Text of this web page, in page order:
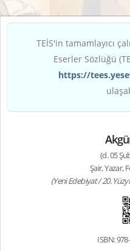
TEİS'in tamamlayıcı
Eserler Sözlüğü
https://
(d. 05
Şair, Yazar,
(Yeni Edebiyat / 20.
ISBN: